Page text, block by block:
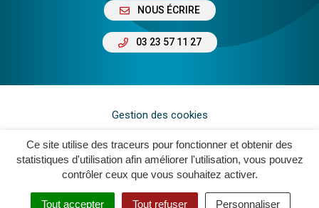
Ce site utilise des traceurs pour fonctionner et obtenir des
statistiques d'utilisation afin améliorer l'utilisation, vous pouvez
contrôler ceux que vous souhaitez activer.
Tout accepter Tout refuser Personnaliser
NOUS ÉCRIRE
03 23 57 11 27
Gestion des cookies
Plan du site
Mentions légales
Crédits